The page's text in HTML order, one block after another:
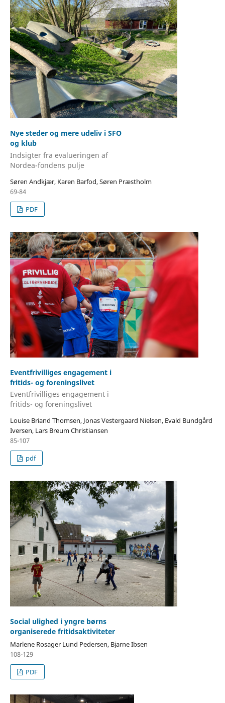
Nye steder og mere udeliv i SFO
og klub
Indsigter fra evalueringen af
Nordea-fondens pulje
Søren Andkjær, Karen Barfod, Søren Præstholm
69-84
PDF
Eventfrivilliges engagement i
fritids- og foreningslivet
Eventfrivilliges engagement i
fritids- og foreningslivet
Louise Briand Thomsen, Jonas Vestergaard Nielsen, Evald Bundgård
Iversen, Lars Breum Christiansen
85-107
pdf
Social ulighed i yngre børns
organiserede fritidsaktiviteter
Marlene Rosager Lund Pedersen, Bjarne Ibsen
108-129
PDF